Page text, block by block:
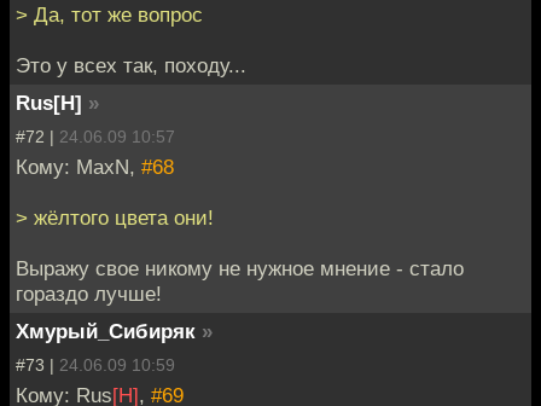
> Да, тот же вопрос
Это у всех так, походу...
Rus[H] »
#72 | 24.06.09 10:57
Кому: MaxN, #68
> жёлтого цвета они!
Выражу свое никому не нужное мнение - стало
гораздо лучше!
Хмурый_Сибиряк »
#73 | 24.06.09 10:59
Кому: Rus[H], #69